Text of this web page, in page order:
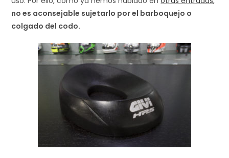
no es aconsejable sujetarlo por el barboquejo o
colgado del codo.